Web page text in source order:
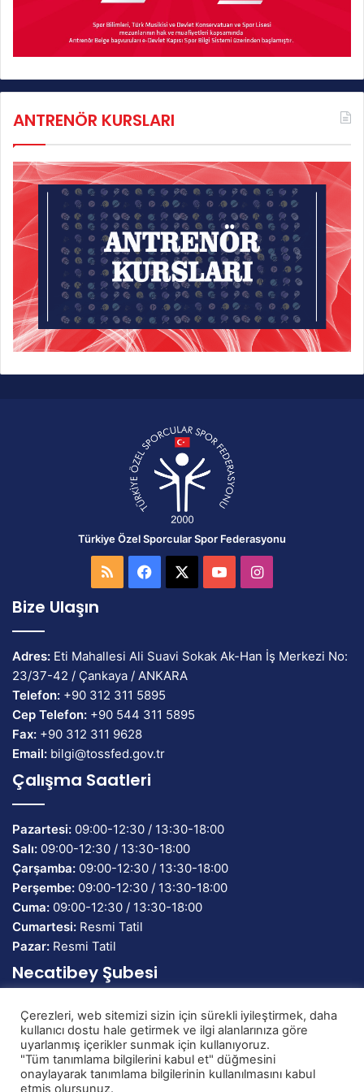
ANTRENÖR KURSLARI
Türkiye Özel Sporcular Spor Federasyonu
RSS Facebook YouTubeInstagram
Bize Ulaşın
Adres: Eti Mahallesi Ali Suavi Sokak Ak-Han İş Merkezi No:
23/37-42 / Çankaya / ANKARA
Telefon: +90 312 311 5895
Cep Telefon: +90 544 311 5895
Fax: +90 312 311 9628
Email: bilgi@tossfed.gov.tr
Çalışma Saatleri
Pazartesi: 09:00-12:30 / 13:30-18:00
Salı: 09:00-12:30 / 13:30-18:00
Çarşamba: 09:00-12:30 / 13:30-18:00
Perşembe: 09:00-12:30 / 13:30-18:00
Cuma: 09:00-12:30 / 13:30-18:00
Cumartesi: Resmi Tatil
Pazar: Resmi Tatil
Necatibey Şubesi
Banka Adı:TEB Bankası
IBAN:TR58 0003 2000 0000 0086 7134 82
Çerezleri, web sitemizi sizin için sürekli iyileştirmek, daha
kullanıcı dostu hale getirmek ve ilgi alanlarınıza göre
uyarlanmış içerikler sunmak için kullanıyoruz.
"Tüm tanımlama bilgilerini kabul et" düğmesini
onaylayarak tanımlama bilgilerinin kullanılmasını kabul
etmiş olursunuz.